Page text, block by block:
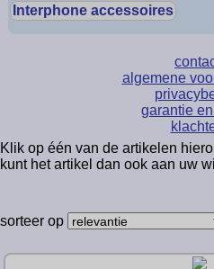
Interphone accessoires
algemene
garantie
Klik op één van de artikelen
kunt het artikel dan ook aan uw
sorteer op